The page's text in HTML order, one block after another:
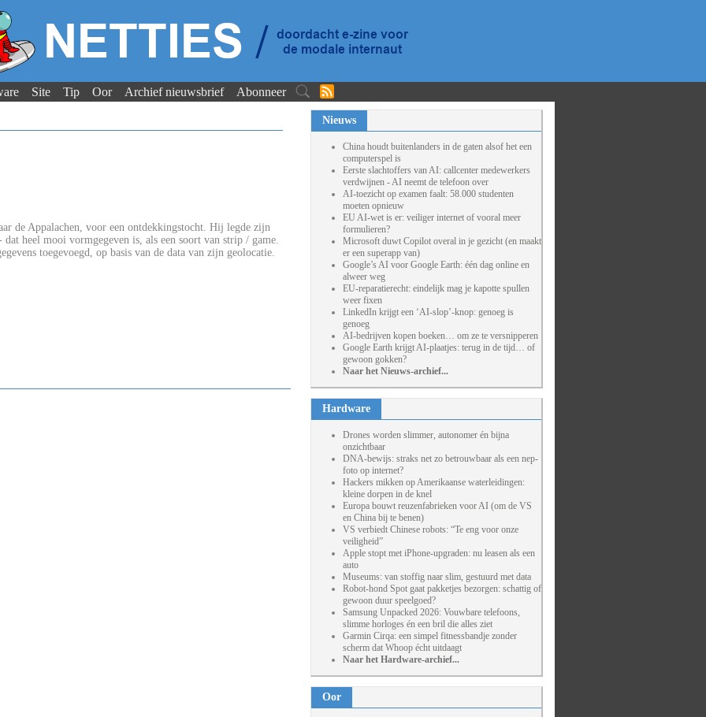
Site Tip Oor Archief nieuwsbrief Abonneer
de Appalachen, voor een ontdekkingstocht. Hij legde zijn
heel mooi vormgegeven is, als een soort van strip / game.
toegevoegd, op basis van de data van zijn geolocatie.
Nieuws
China houdt buitenlanders in de gaten alsof het een
computerspel is
Eerste slachtoffers van AI: callcenter medewerkers
verdwijnen - AI neemt de telefoon over
AI-toezicht op examen faalt: 58.000 studenten
moeten opnieuw
EU AI-wet is er: veiliger internet of vooral meer
formulieren?
Microsoft duwt Copilot overal in je gezicht (en maakt
er een superapp van)
Google’s AI voor Google Earth: één dag online en
alweer weg
EU-reparatierecht: eindelijk mag je kapotte spullen
weer fixen
LinkedIn krijgt een ‘AI-slop’-knop: genoeg is
genoeg
AI-bedrijven kopen boeken… om ze te versnipperen
Google Earth krijgt AI-plaatjes: terug in de tijd… of
gewoon gokken?
Naar het Nieuws-archief...
Hardware
Drones worden slimmer, autonomer én bijna
onzichtbaar
DNA-bewijs: straks net zo betrouwbaar als een nep-
foto op internet?
Hackers mikken op Amerikaanse waterleidingen:
kleine dorpen in de knel
Europa bouwt reuzenfabrieken voor AI (om de VS
en China bij te benen)
VS verbiedt Chinese robots: “Te eng voor onze
veiligheid”
Apple stopt met iPhone-upgraden: nu leasen als een
auto
Museums: van stoffig naar slim, gestuurd met data
Robot-hond Spot gaat pakketjes bezorgen: schattig of
gewoon duur speelgoed?
Samsung Unpacked 2026: Vouwbare telefoons,
slimme horloges én een bril die alles ziet
Garmin Cirqa: een simpel fitnessbandje zonder
scherm dat Whoop écht uitdaagt
Naar het Hardware-archief...
Oor